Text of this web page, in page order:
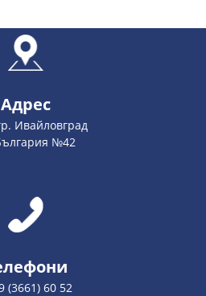
Адрес
Ивайловград
№42
(3661) 60 52